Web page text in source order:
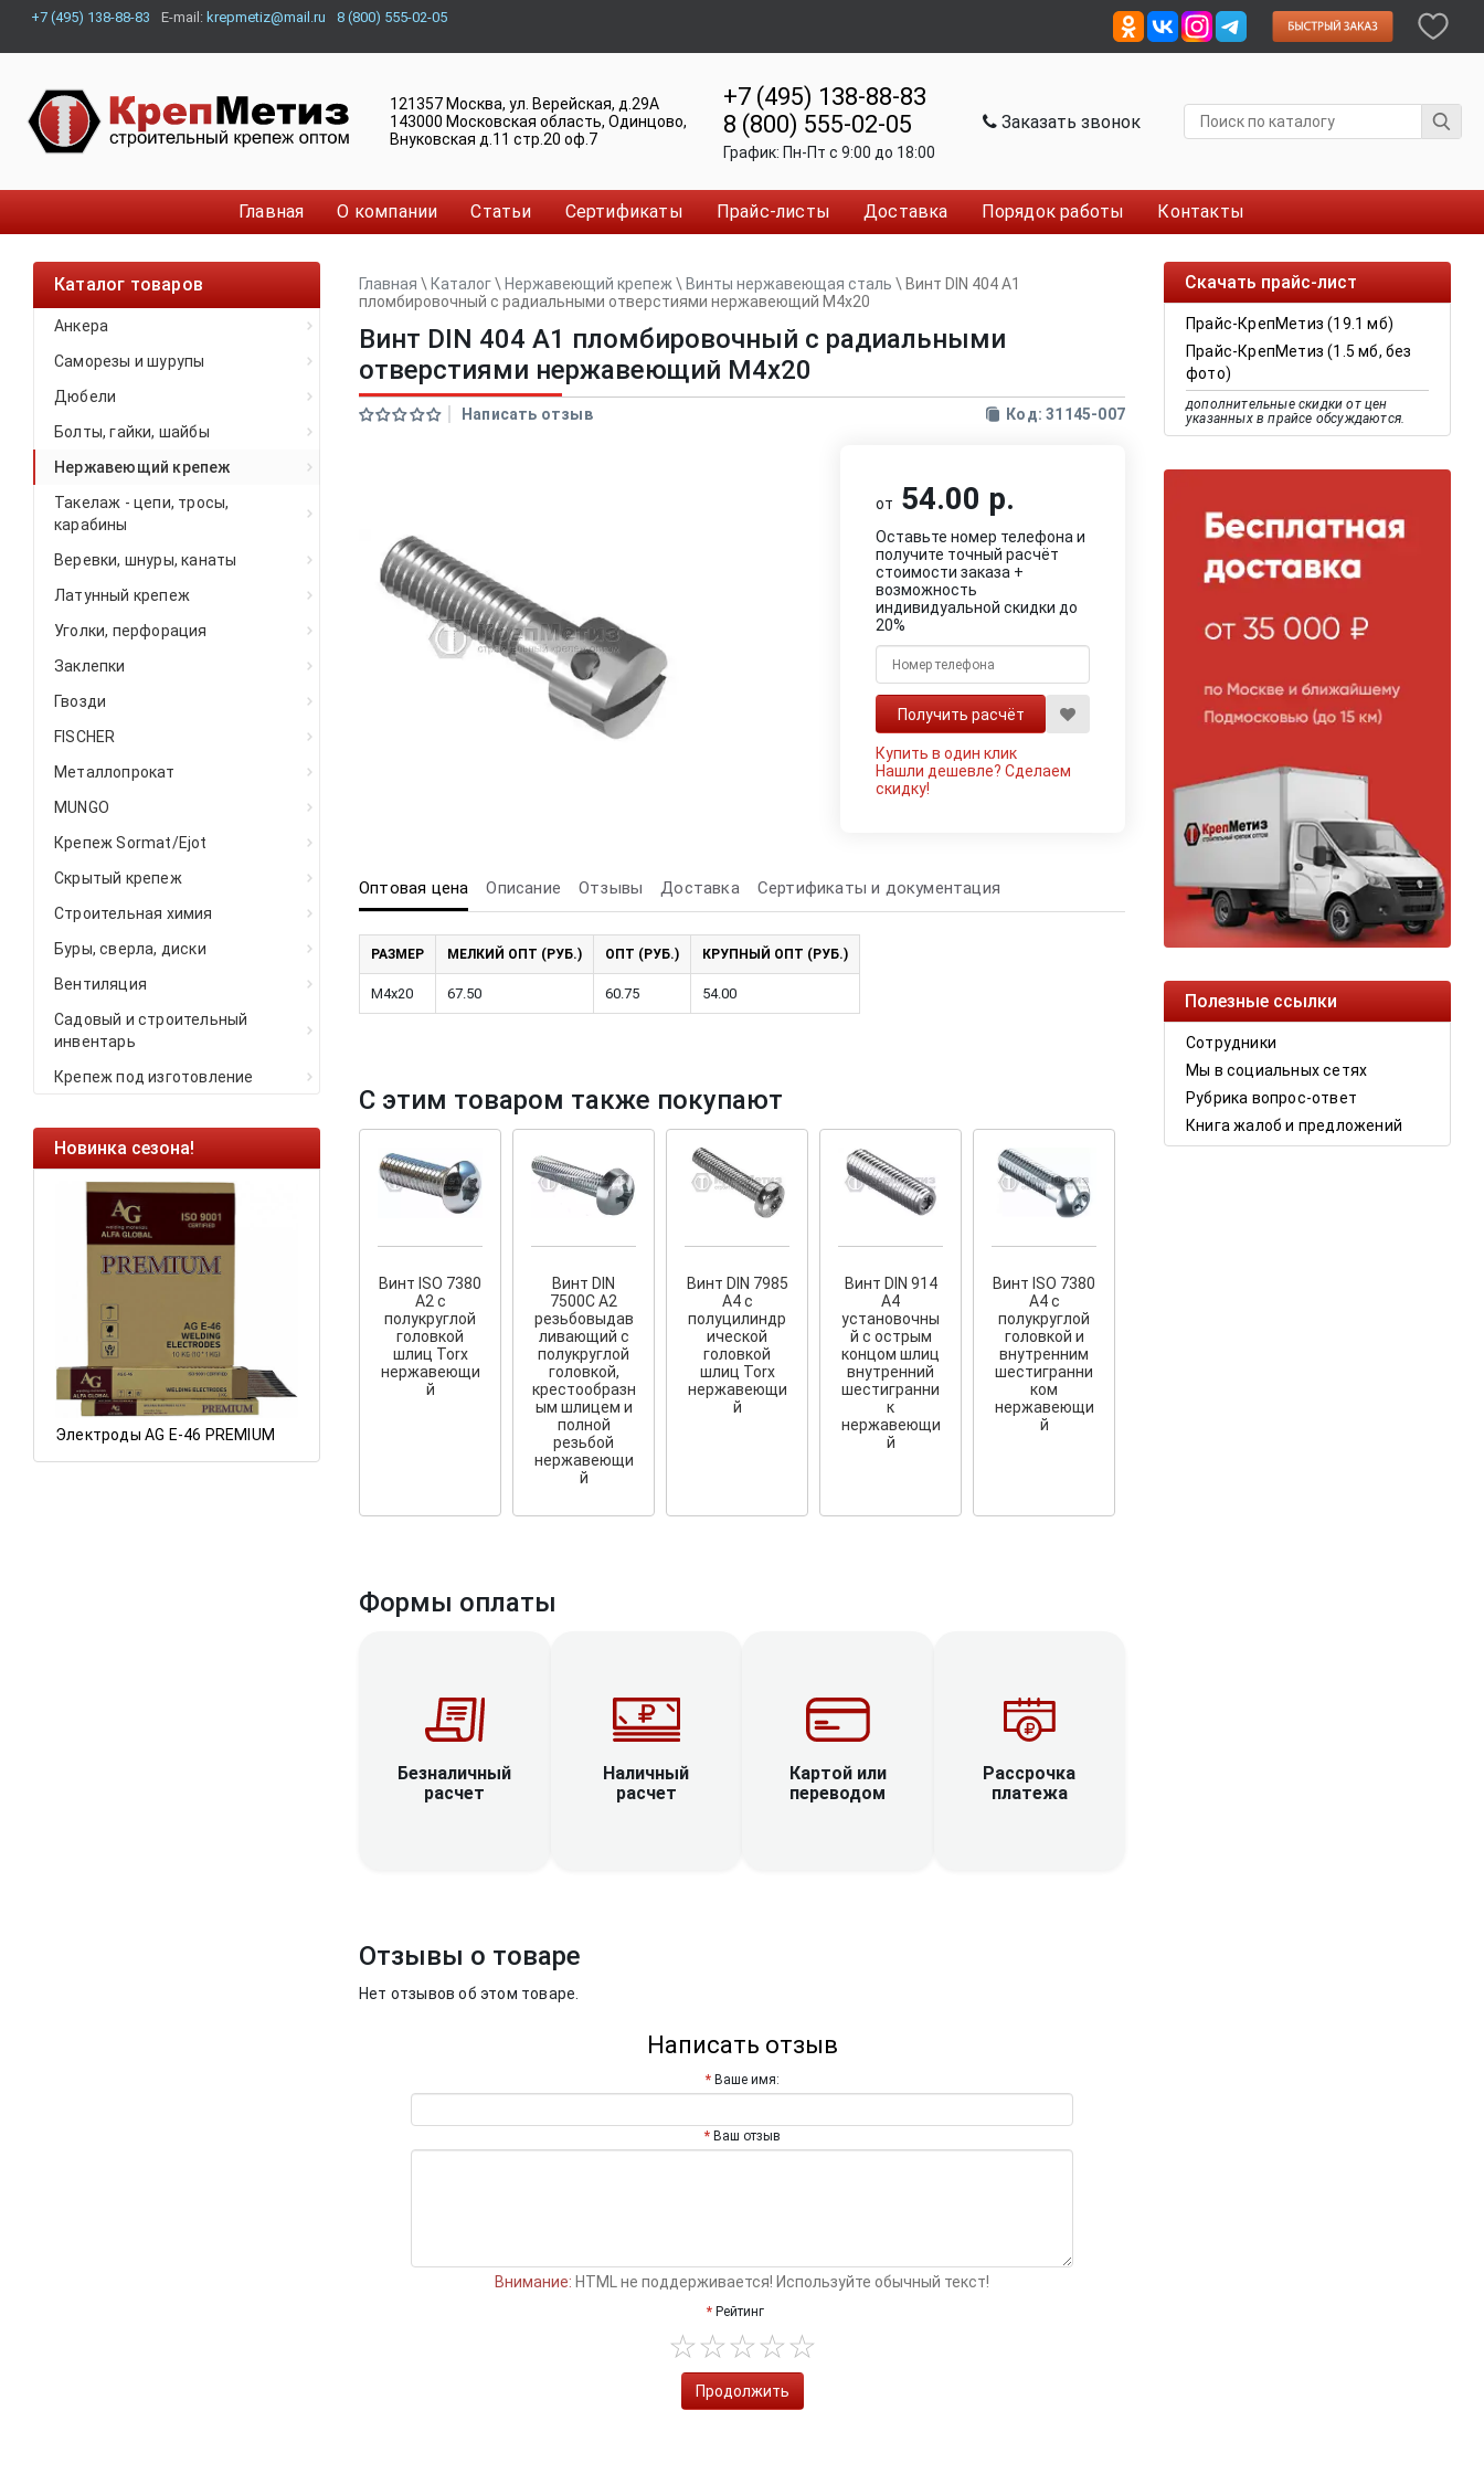
+7 (495) 138-88-83 E-mail: krepmetiz@mail.ru 8 (800) 555-02-05
121357 Москва, ул. Верейская, д.29А
143000 Московская область, Одинцово,
Внуковская д.11 стр.20 оф.7
+7 (495) 138-88-83
8 (800) 555-02-05
График: Пн-Пт c 9:00 до 18:00
Заказать звонок
Главная О компании Статьи Сертификаты Прайс-листы Доставка Порядок работы Контакты
Каталог товаров
Анкера
Саморезы и шурупы
Дюбели
Болты, гайки, шайбы
Нержавеющий крепеж
Такелаж - цепи, тросы,
карабины
Веревки, шнуры, канаты
Латунный крепеж
Уголки, перфорация
Заклепки
Гвозди
FISCHER
Металлопрокат
MUNGO
Крепеж Sormat/Ejot
Скрытый крепеж
Строительная химия
Буры, сверла, диски
Вентиляция
Садовый и строительный
инвентарь
Крепеж под изготовление
Новинка сезона!
Электроды AG E-46 PREMIUM
Ликвидация остатков!
Саморезы кровельные HKR-R
HARPOON EURO
остатков по ценам 2020 года!
Cкрытый крепеж
Крепление террас и фасадов
и фасадов.
Скачать прайс-лист
Прайс-КрепМетиз (19.1 мб)
Прайс-КрепМетиз (1.5 мб, без
фото)
дополнительные скидки от цен
указанных в прайсе обсуждаются.
Полезные ссылки
Сотрудники
Мы в социальных сетях
Рубрика вопрос-ответ
Книга жалоб и предложений
Главная \ Каталог\ Нержавеющий крепеж \ Винты нержавеющая сталь \ Винт DIN 404 A1
пломбировочный с радиальными отверстиями нержавеющий M4x20
Винт DIN 404 A1 пломбировочный с радиальными
отверстиями нержавеющий M4x20
Написать отзыв Код: 31145-007
от 54.00 р.
Оставьте номер телефона и
получите точный расчёт
стоимости заказа +
возможность
индивидуальной скидки до
20%
Купить в один клик
Нашли дешевле?Сделаем
скидку!
Оптовая цена Описание Отзывы Доставка Сертификаты и документация
РАЗМЕР МЕЛКИЙ ОПТ (РУБ.) ОПТ (РУБ.) КРУПНЫЙ ОПТ (РУБ.)
M4x20 67.50 60.75 54.00
С этим товаром также покупают
Винт ISO 7380
А2 с
полукруглой
головкой
шлиц Torx
нержавеющи
й
Винт DIN
7500C A2
резьбовыдав
ливающий с
полукруглой
головкой,
крестообразн
ым шлицем и
полной
резьбой
нержавеющи
й
Винт DIN 7985
A4 с
полуцилиндр
ической
головкой
шлиц Torx
нержавеющи
й
Винт DIN 914
A4
установочны
й с острым
концом шлиц
внутренний
шестигранни
к
нержавеющи
й
Винт ISO 7380
A4 с
полукруглой
головкой и
внутренним
шестигранни
ком
нержавеющи
й
Формы оплаты
Безналичный
расчет
Наличный
расчет
Картой или
переводом
Рассрочка
платежа
Отзывы о товаре
Нет отзывов об этом товаре.
Написать отзыв
Ваше имя:
Ваш отзыв
Внимание: HTML не поддерживается! Используйте обычный текст!
Рейтинг
Продолжить